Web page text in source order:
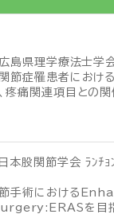
島県理学療法士学
節症罹患者におけ
疼痛関連項目との関
本股関節学会 ﾗﾝ
節手術における
を目